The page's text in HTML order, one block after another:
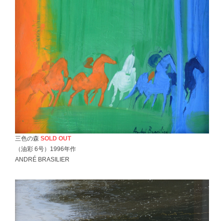
三色の森 SOLD OUT
（油彩 6号）1996年作
ANDRÉ BRASILIER